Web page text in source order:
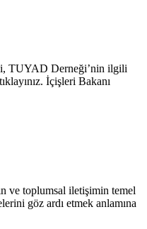
TUYAD Derneği’nin ilgili
İçişleri Bakanı
ve toplumsal iletişimin temel
göz ardı etmek anlamına